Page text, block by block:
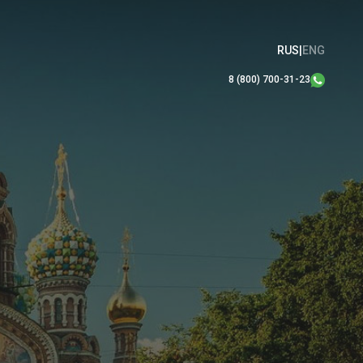
RUS|ENG
8 (800) 700-31-23